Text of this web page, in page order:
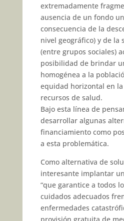
extremadamente
ausencia de un fondo
consecuencia de la
nivel geográfico) y de la
(entre grupos sociales)
posibilidad de brindar
homogénea a la
equidad horizontal en
recursos de salud.
Bajo esta línea de
desarrollar algunas
financiamiento como
a esta problemática.
Como alternativa de
interesante implantar
“que garantice a todos
cuidados adecuados
enfermedades
provisión gratuita de